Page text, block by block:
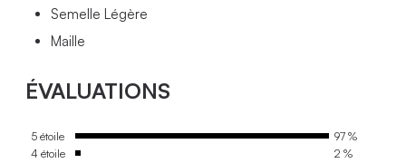
Semelle Légère
Maille
ÉVALUATIONS
5 étoile
97 %
4 étoile
2 %